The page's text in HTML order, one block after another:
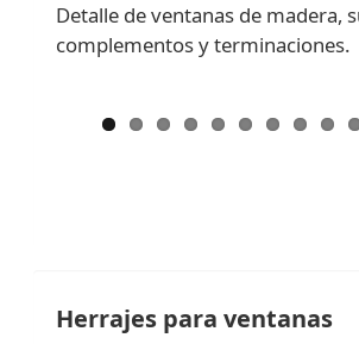
Detalle de ventanas de madera,
complementos y terminaciones.
Herrajes para ventanas